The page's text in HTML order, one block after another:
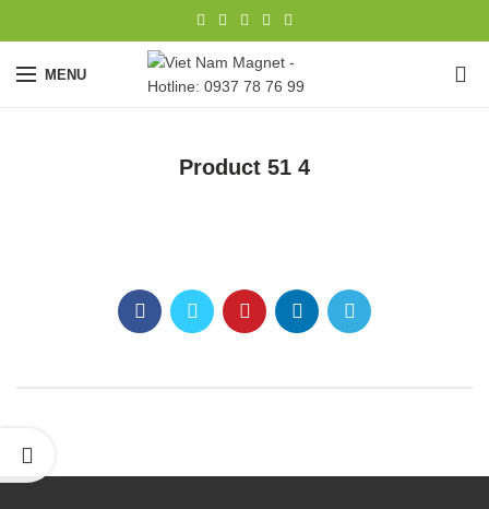
MENU
Product 51 4